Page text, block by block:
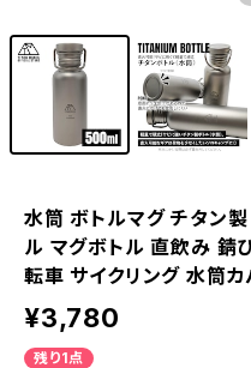
水筒 ボトルマグ チタン
ル マグボトル 直飲み 錆
転車 サイクリング 水筒カ
¥3,780
残り1点